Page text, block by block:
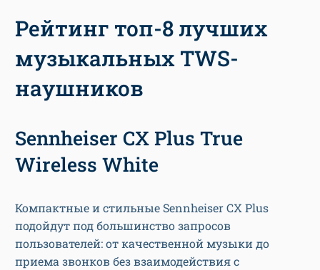
Рейтинг топ-8 лучших
музыкальных TWS-
наушников
Sennheiser CX Plus True
Wireless White
Компактные и стильные Sennheiser CX Plus
подойдут под большинство запросов
пользователей: от качественной музыки до
приема звонков без взаимодействия с